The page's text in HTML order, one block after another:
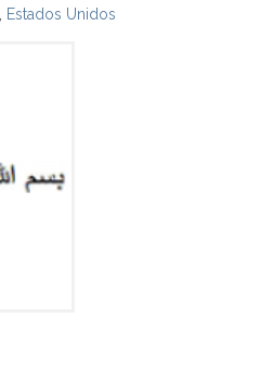
Estados Unidos